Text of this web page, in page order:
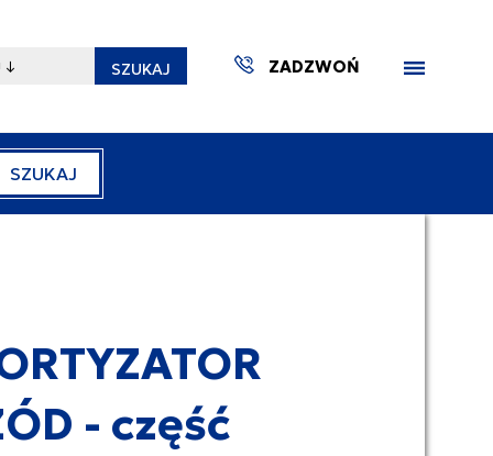
SZUKAJ ZADZWOŃ
SZUKAJ
- część